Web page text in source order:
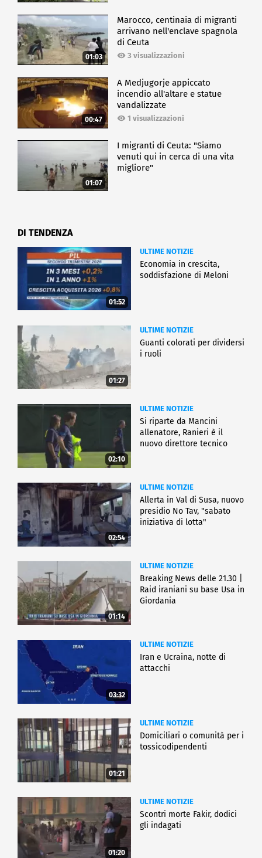
01:03
Marocco, centinaia di migranti
arrivano nell'enclave spagnola
di Ceuta
3 visualizzazioni
00:47
A Medjugorje appiccato
incendio all'altare e statue
vandalizzate
1 visualizzazioni
01:07
I migranti di Ceuta: "Siamo
venuti qui in cerca di una vita
migliore"
DI TENDENZA
01:52
ULTIME NOTIZIE
Economia in crescita,
soddisfazione di Meloni
01:27
ULTIME NOTIZIE
Guanti colorati per dividersi
i ruoli
02:10
ULTIME NOTIZIE
Si riparte da Mancini
allenatore, Ranieri è il
nuovo direttore tecnico
02:54
ULTIME NOTIZIE
Allerta in Val di Susa, nuovo
presidio No Tav, "sabato
iniziativa di lotta"
01:14
ULTIME NOTIZIE
Breaking News delle 21.30 |
Raid iraniani su base Usa in
Giordania
03:32
ULTIME NOTIZIE
Iran e Ucraina, notte di
attacchi
01:21
ULTIME NOTIZIE
Domiciliari o comunità per i
tossicodipendenti
01:20
ULTIME NOTIZIE
Scontri morte Fakir, dodici
gli indagati